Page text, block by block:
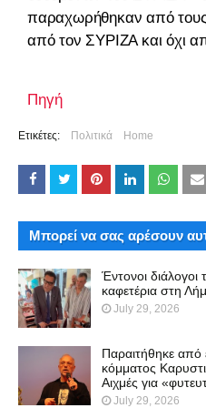
παραχωρήθηκαν από
από τον ΣΥΡΙΖΑ και όχι
Πηγή
Ετικέτες: Πολιτικά Home
Μπορεί να σας αρέσουν
Έντονοι διάλογοι
καφετέρια στη
July 29, 2026
Παραιτήθηκε
κόμματος
Αιχμές για
July 29, 2026